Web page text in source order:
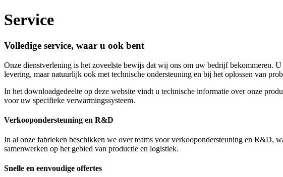
Service
Volledige service, waar u ook bent
Onze dienstverlening is het zoveelste bewijs dat wij ons om uw bedrijf bekommeren.
levering, maar natuurlijk ook met technische ondersteuning en bij het oplossen van
In het downloadgedeelte op deze website vindt u technische informatie over onze
voor uw specifieke verwarmingssysteem.
Verkoopondersteuning en R&D
In al onze fabrieken beschikken we over teams voor verkoopondersteuning en R&D,
samenwerken op het gebied van productie en logistiek.
Snelle en eenvoudige offertes